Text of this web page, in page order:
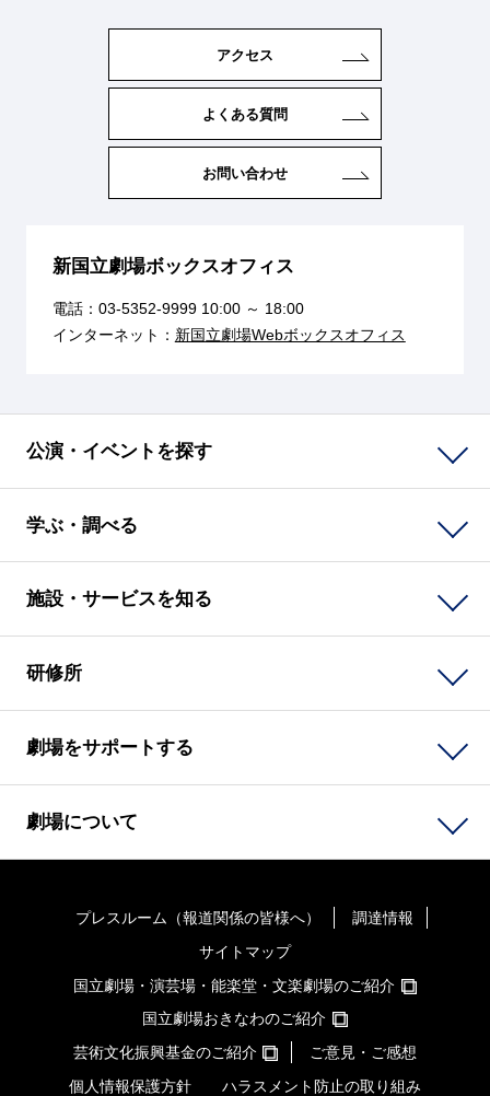
アクセス
よくある質問
お問い合わせ
新国立劇場ボックスオフィス
電話： 03-5352-999910:00 ～ 18:00
インターネット： 新国立劇場Webボックスオフィス
公演・イベントを探す
学ぶ・調べる
施設・サービスを知る
研修所
劇場をサポートする
劇場について
プレスルーム（報道関係の皆様へ）
調達情報
サイトマップ
国立劇場・演芸場・能楽堂・文楽劇場のご紹介
国立劇場おきなわのご紹介
芸術文化振興基金のご紹介
ご意見・ご感想
個人情報保護方針
ハラスメント防止の取り組み